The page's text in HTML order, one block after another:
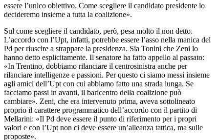
essere l’unico obiettivo. Come scegliere il candidato presidente lo
decideremo insieme a tutta la coalizione».
Sul come scegliere il candidato, però, pesa molto il non detto.
L’accordo con l’Upt, infatti, potrebbe essere l’asso nella manica del
Pd per riuscire a strappare la presidenza. Sia Tonini che Zeni lo
hanno detto esplicitamente. Il senatore ha fatto appello al passato:
«In Trentino, dobbiamo rilanciare il centrosinistra anche per
rilanciare intelligenze e passioni. Per questo ci siamo messi insieme
agli amici dell’Upt con cui abbiamo fatto una strada lunga. Se
facciamo passi in avanti, il baricentro della coalizione può
cambiare». Zeni, che era intervenuto prima, aveva sottolineato
proprio il carattere programmatico dell’accordo con il partito di
Mellarini: «Il Pd deve essere il punto di riferimento per i propri
valori e con l’Upt non ci deve essere un’alleanza tattica, ma sulle
proposte».